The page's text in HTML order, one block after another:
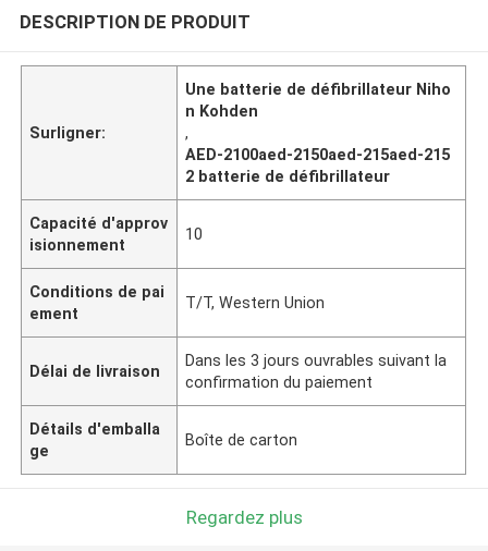
DESCRIPTION DE PRODUIT
Surligner:
Une batterie de défibrillateur Niho
n Kohden
,
AED-2100aed-2150aed-215aed-215
2 batterie de défibrillateur
Capacité d'approv
isionnement
10
Conditions de pai
ement
T/T, Western Union
Délai de livraison
Dans les 3 jours ouvrables suivant la
confirmation du paiement
Détails d'emballa
ge
Boîte de carton
Regardez plus